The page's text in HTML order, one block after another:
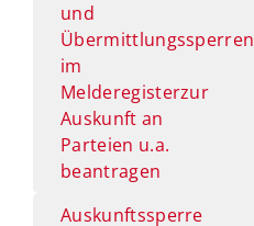
und
Übermittlungssperren
im
Melderegisterzur
Auskunft an
Parteien u.a.
beantragen
Auskunftssperre